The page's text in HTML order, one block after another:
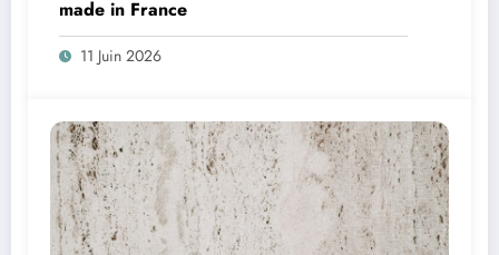
made in France
11 Juin 2026